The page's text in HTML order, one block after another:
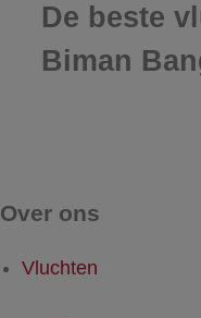
De beste
Biman
Over ons
Vluchten